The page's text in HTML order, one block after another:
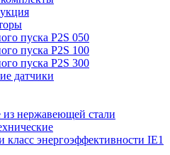
пуска P2S 050
пуска P2S 100
пуска P2S 300
датчики
нержавеющей стали
класс энергоэффективности IE1